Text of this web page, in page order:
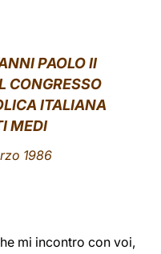
中文
LATINE
PAOLO II
CONGRESSO
ITALIANA
MEDI
1986
mi incontro con voi,